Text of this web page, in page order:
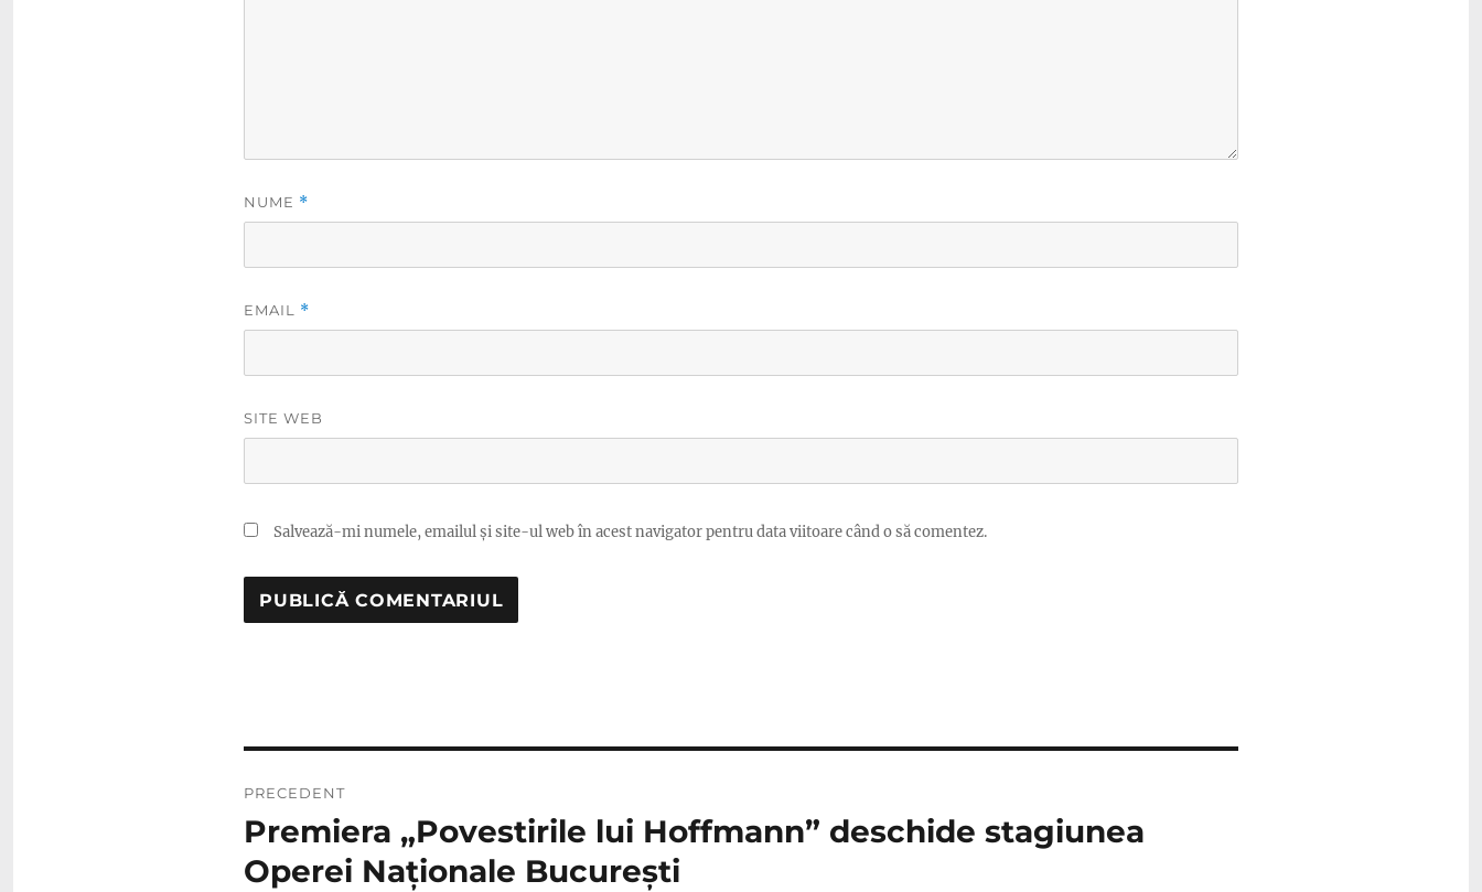
NUME *
EMAIL *
SITE WEB
Salvează-mi numele, emailul și site-ul web în acest navigator pentru data viitoare când o să comentez.
în
articole
PRECEDENT
Articolul
anterior:
Premiera „Povestirile lui Hoffmann” deschide stagiunea
Operei Naționale București